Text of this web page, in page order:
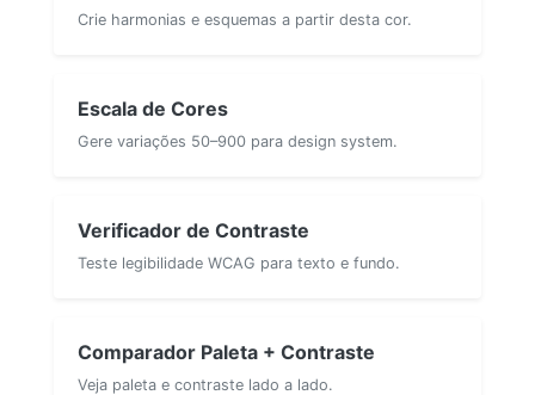
Crie harmonias e esquemas a partir desta cor.
Escala de Cores
Gere variações 50–900 para design system.
Verificador de Contraste
Teste legibilidade WCAG para texto e fundo.
Comparador Paleta + Contraste
Veja paleta e contraste lado a lado.